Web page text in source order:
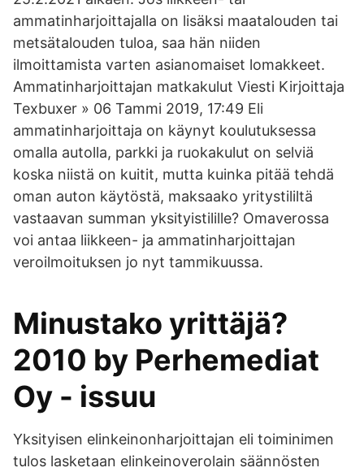
ammatinharjoittajalla on lisäksi maatalouden tai
metsätalouden tuloa, saa hän niiden
ilmoittamista varten asianomaiset lomakkeet.
Ammatinharjoittajan matkakulut Viesti Kirjoittaja
Texbuxer » 06 Tammi 2019, 17:49 Eli
ammatinharjoittaja on käynyt koulutuksessa
omalla autolla, parkki ja ruokakulut on selviä
koska niistä on kuitit, mutta kuinka pitää tehdä
oman auton käytöstä, maksaako yritystililtä
vastaavan summan yksityistilille? Omaverossa
voi antaa liikkeen- ja ammatinharjoittajan
veroilmoituksen jo nyt tammikuussa.
Minustako yrittäjä?
2010 by Perhemediat
Oy - issuu
Yksityisen elinkeinonharjoittajan eli toiminimen
tulos lasketaan elinkeinoverolain säännösten